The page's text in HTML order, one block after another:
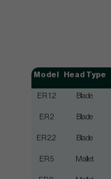
Model Head Type
ER 1.2 Blade
ER 2 Blade
ER 2.2 Blade
ER 5 Mallet